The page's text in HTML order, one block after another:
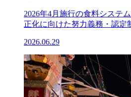
2026年4月施行の食料システ
正化に向けた努力義務・認定
2026.06.29